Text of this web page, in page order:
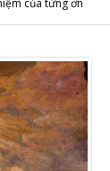
của từng ơn